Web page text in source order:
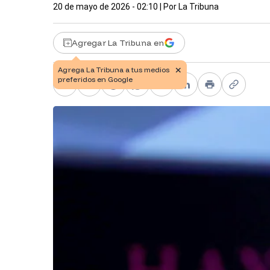
20 de mayo de 2026 - 02:10 | Por La Tribuna
Agregar La Tribuna en
Facebook
X TelegramWhatsApp
PinterestLinkedIn
PrintCopy